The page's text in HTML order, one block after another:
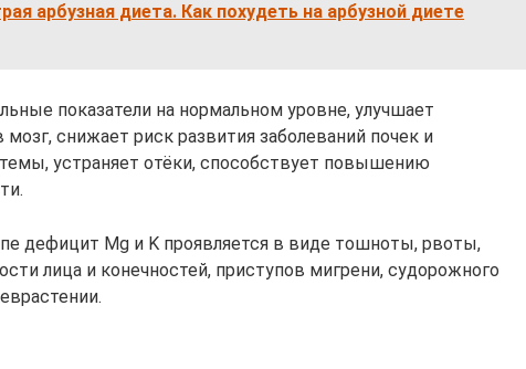
арбузная диета. Как похудеть на арбузной диете
показатели на нормальном уровне, улучшает
мозг, снижает риск развития заболеваний почек и
устраняет отёки, способствует повышению
дефицит Mg и K проявляется в виде тошноты, рвоты,
лица и конечностей, приступов мигрени, судорожного